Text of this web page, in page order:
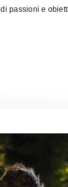
passioni e